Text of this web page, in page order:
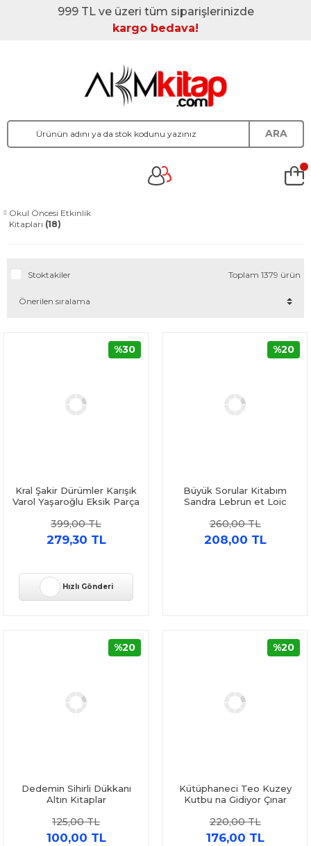
999 TL ve üzeri tüm siparişlerinizde
kargo bedava!
ARA
Okul Öncesi Etkinlik
Kitapları (18)
Stoktakiler Toplam 1379 ürün
Kral Şakir Dürümler Karışık
Varol Yaşaroğlu Eksik Parça
399,00 TL
279,30 TL
%30
Hızlı Gönderi
Büyük Sorular Kitabım
Sandra Lebrun et Loic
260,00 TL
208,00 TL
%20
Dedemin Sihirli Dükkanı
Altın Kitaplar
125,00 TL
100,00 TL
%20
Kütüphaneci Teo Kuzey
Kutbu na Gidiyor Çınar
220,00 TL
176,00 TL
%20